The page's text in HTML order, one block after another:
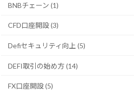
BNBチェーン (1)
CFD口座開設 (3)
Defiセキュリティ向上 (5)
DEFI取引の始め方 (14)
FX口座開設 (5)